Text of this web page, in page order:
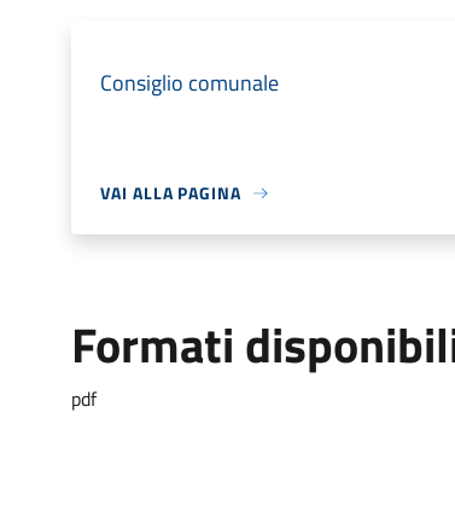
Consiglio comunale
VAI ALLA PAGINA
Formati
pdf